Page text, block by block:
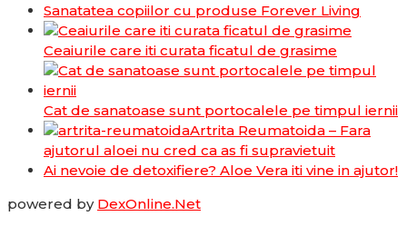
Sanatatea copiilor cu produse Forever Living
Ceaiurile care iti curata ficatul de grasime
Cat de sanatoase sunt portocalele pe timpul iernii
Artrita Reumatoida – Fara
ajutorul aloei nu cred ca as fi supravietuit
Ai nevoie de detoxifiere? Aloe Vera iti vine in ajutor!
powered by DexOnline.Net